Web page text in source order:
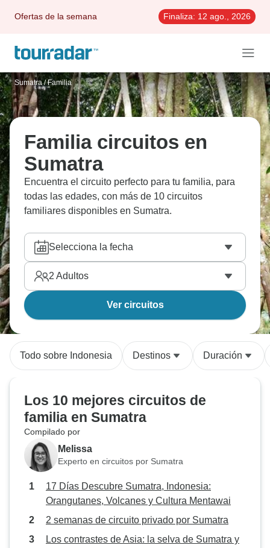
Ofertas de la semana Finaliza: 12 ago., 2026
Sumatra / Familia
Familia circuitos en
Sumatra
Encuentra el circuito perfecto para tu familia, para
todas las edades, con más de 10 circuitos
familiares disponibles en Sumatra.
Selecciona la fecha
2 Adultos
Ver circuitos
Todo sobre Indonesia Destinos Duración
Los 10 mejores circuitos de
familia en Sumatra
Compilado por
Melissa
Experto en circuitos por Sumatra
17 Días Descubre Sumatra, Indonesia:
Orangutanes, Volcanes y Cultura Mentawai
2 semanas de circuito privado por Sumatra
Los contrastes de Asia: la selva de Sumatra y